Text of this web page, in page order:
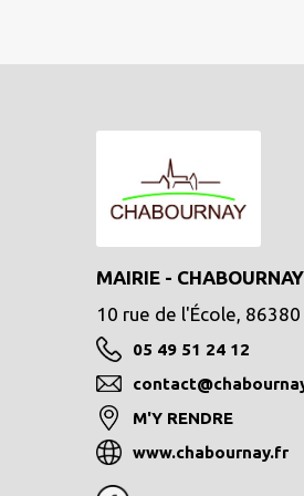
MAIRIE - CHABOURNAY
10 rue de l'École,
05 49 51 24 12
M'Y RENDRE
www.chabournay.fr